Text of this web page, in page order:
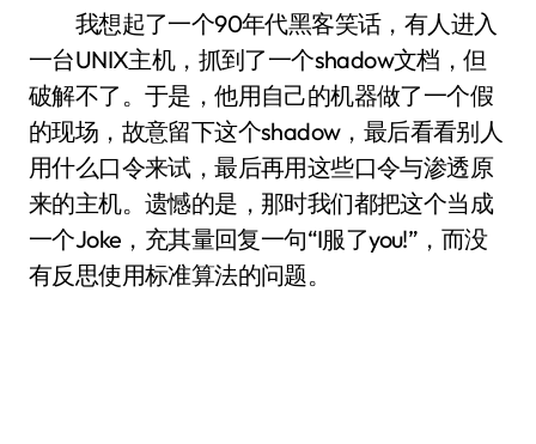
我想起了一个90年代黑客笑话，有人进入
一台UNIX主机，抓到了一个shadow文档，但
破解不了。于是，他用自己的机器做了一个假
的现场，故意留下这个shadow，最后看看别人
用什么口令来试，最后再用这些口令与渗透原
来的主机。遗憾的是，那时我们都把这个当成
一个Joke，充其量回复一句“I服了you!”，而没
有反思使用标准算法的问题。